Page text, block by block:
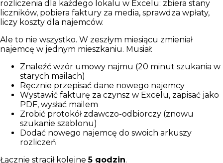
rozliczenia dla każdego lokalu w Excelu: zbiera stany
liczników, pobiera faktury za media, sprawdza wpłaty,
liczy koszty dla najemców.
Ale to nie wszystko. W zeszłym miesiącu zmieniał
najemcę w jednym mieszkaniu. Musiał:
Znaleźć wzór umowy najmu (20 minut szukania w
starych mailach)
Ręcznie przepisać dane nowego najemcy
Wystawić fakturę za czynsz w Excelu, zapisać jako
PDF, wysłać mailem
Zrobić protokół zdawczo-odbiorczy (znowu
szukanie szablonu)
Dodać nowego najemcę do swoich arkuszy
rozliczeń
Łącznie stracił kolejne5 godzin.